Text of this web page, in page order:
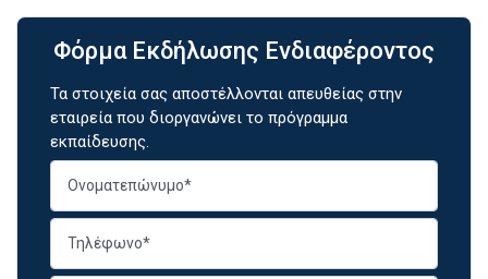
Φόρμα Εκδήλωσης Ενδιαφέροντος
Τα στοιχεία σας αποστέλλονται απευθείας στην
εταιρεία που διοργανώνει το πρόγραμμα
εκπαίδευσης.